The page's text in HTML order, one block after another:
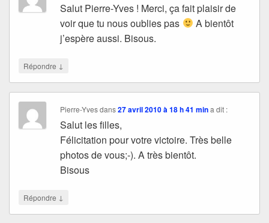
Salut Pierre-Yves ! Merci, ça fait plaisir de
voir que tu nous oublies pas
A bientôt
j’espère aussi. Bisous.
Répondre ↓
Pierre-Yvesdans27 avril 2010 à 18 h 41 min a dit :
Salut les filles,
Félicitation pour votre victoire. Très belle
photos de vous;-). A très bientôt.
Bisous
Répondre ↓